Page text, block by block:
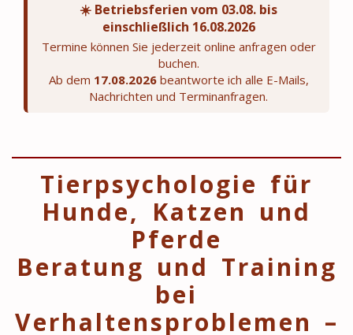
☀️ Betriebsferien vom 03.08. bis
einschließlich 16.08.2026
Termine können Sie jederzeit online anfragen oder
buchen.
Ab dem 17.08.2026beantworte ich alle E-Mails,
Nachrichten und Terminanfragen.
Tierpsychologie für
Hunde, Katzen und
Pferde
Beratung und Training
bei
Verhaltensproblemen –